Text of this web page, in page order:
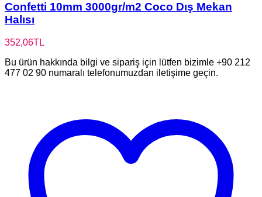
Confetti 10mm 3000gr/m2 Coco Dış Mekan
Halısı
352,06TL
Bu ürün hakkında bilgi ve sipariş için lütfen bizimle +90 212
477 02 90 numaralı telefonumuzdan iletişime geçin.